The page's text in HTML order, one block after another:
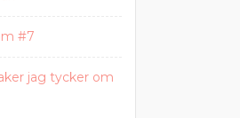
#7
jag tycker om